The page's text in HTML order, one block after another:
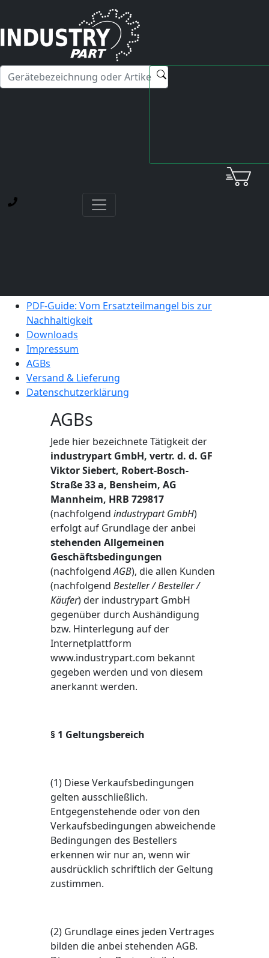
Hallo! Ich kann Ihnen gerne bei Fragen zu unseren
Servicedienstleistungen weiterhelfen.
Über industrypart
PDF-Guide: Vom Ersatzteilmangel bis zur
Nachhaltigkeit
Downloads
Impressum
AGBs
Versand & Lieferung
Datenschutzerklärung
AGBs
Jede hier bezeichnete Tätigkeit der
industrypart GmbH, vertr. d. d. GF
Viktor Siebert, Robert-Bosch-
Straße 33 a, Bensheim, AG
Mannheim, HRB 729817
(nachfolgend industrypart GmbH)
erfolgt auf Grundlage der anbei
stehenden Allgemeinen
Geschäftsbedingungen
(nachfolgendAGB), die allen Kunden
(nachfolgend Besteller / Besteller /
Käufer) der industrypart GmbH
gegenüber durch Aushändigung
bzw. Hinterlegung auf der
Internetplattform
www.industrypart.com bekannt
gegeben werden und von diesem
anerkannt werden.
§ 1 Geltungsbereich
(1) Diese Verkaufsbedingungen
gelten ausschließlich.
Entgegenstehende oder von den
Verkaufsbedingungen abweichende
Bedingungen des Bestellers
erkennen wir nur an, wenn wir
ausdrücklich schriftlich der Geltung
zustimmen.
(2) Grundlage eines jeden Vertrages
bilden die anbei stehenden AGB.